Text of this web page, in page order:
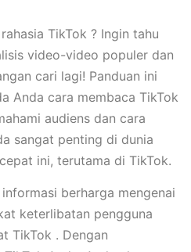
TikTok ? Ingin tahu
video-video populer dan
cari lagi! Panduan ini
Anda cara membaca TikTok
audiens dan cara
sangat penting di dunia
ini, terutama di TikTok.
berharga mengenai
keterlibatan pengguna
TikTok . Dengan